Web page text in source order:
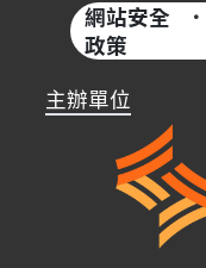
網站安全
政策
·
主辦單位